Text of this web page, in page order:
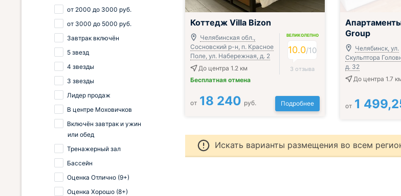
Коттедж Villa Bizon
Челябинская обл.,
Сосновский р-н, п. Красное
Поле, ул. Набережная, д. 2
До центра 1.2 км
Бесплатная отмена
ВЕЛИКОЛЕПНО
10.0/10
3 отзыва
от 18 240 руб. Подробнее
Group
Челябинск, ул.
Скульптора
д. 32
До центра 1.7
от 1
Искать варианты размещения во всем
от 2000 до 3000 руб.
от 3000 до 5000 руб.
Завтрак включён
5 звезд
4 звезды
3 звезды
Лидер продаж
В центре Моховичков
Включён завтрак и ужин
или обед
Тренажерный зал
Бассейн
Оценка Отлично (9+)
Оценка Хорошо (8+)